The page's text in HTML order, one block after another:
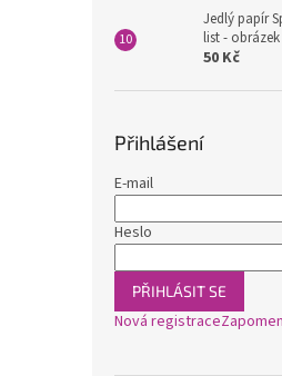
Jedlý papír
list -
50 Kč
Přihlášení
E-mail
Heslo
PŘIHLÁSIT SE
Nová registrace